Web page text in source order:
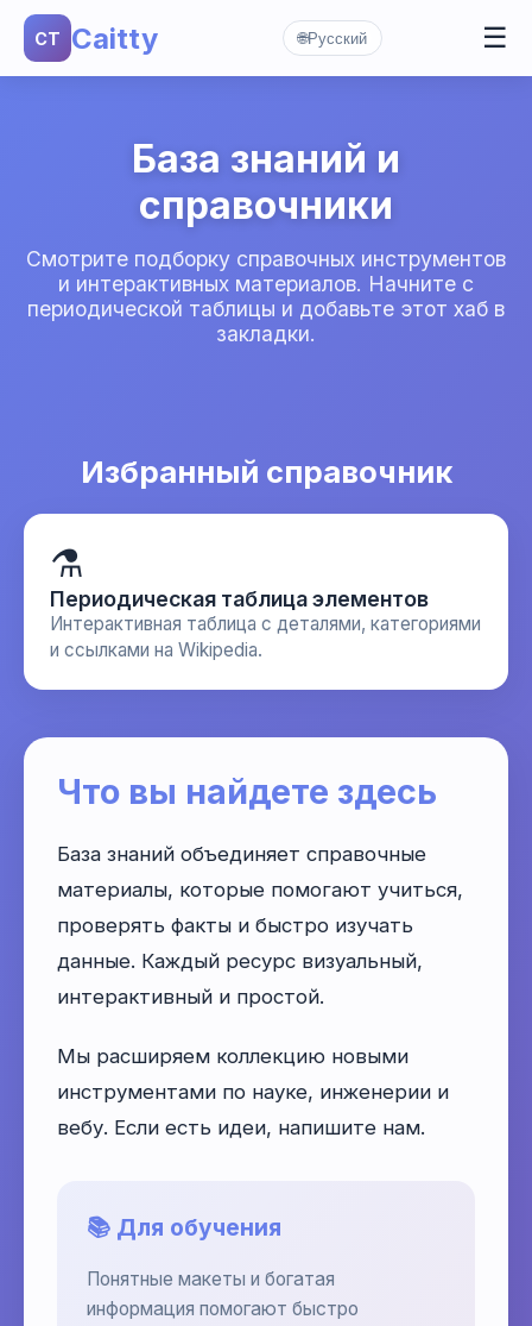
CT Caitty 🌐Русский ☰
База знаний и
справочники
Смотрите подборку справочных инструментов
и интерактивных материалов. Начните с
периодической таблицы и добавьте этот хаб в
закладки.
Избранный справочник
⚗️
Периодическая таблица элементов
Интерактивная таблица с деталями, категориями
и ссылками на Wikipedia.
Что вы найдете здесь
База знаний объединяет справочные
материалы, которые помогают учиться,
проверять факты и быстро изучать
данные. Каждый ресурс визуальный,
интерактивный и простой.
Мы расширяем коллекцию новыми
инструментами по науке, инженерии и
вебу. Если есть идеи, напишите нам.
📚 Для обучения
Понятные макеты и богатая
информация помогают быстро